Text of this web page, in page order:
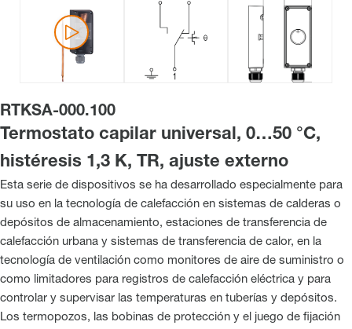
RTKSA-000.100
Termostato capilar universal, 0…50 °C,
histéresis 1,3 K, TR, ajuste externo
Esta serie de dispositivos se ha desarrollado especialmente para
su uso en la tecnología de calefacción en sistemas de calderas o
depósitos de almacenamiento, estaciones de transferencia de
calefacción urbana y sistemas de transferencia de calor, en la
tecnología de ventilación como monitores de aire de suministro o
como limitadores para registros de calefacción eléctrica y para
controlar y supervisar las temperaturas en tuberías y depósitos.
Los termopozos, las bobinas de protección y el juego de fijación